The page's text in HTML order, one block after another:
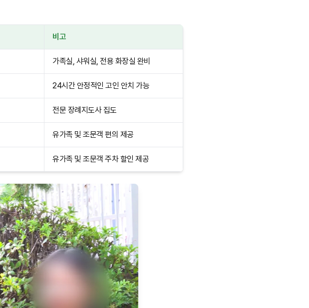
비고
가족실, 샤워실, 전용 화장실 완비
24시간 안정적인 고인 안치 가능
전문 장례지도사 집도
유가족 및 조문객 편의 제공
유가족 및 조문객 주차 할인 제공